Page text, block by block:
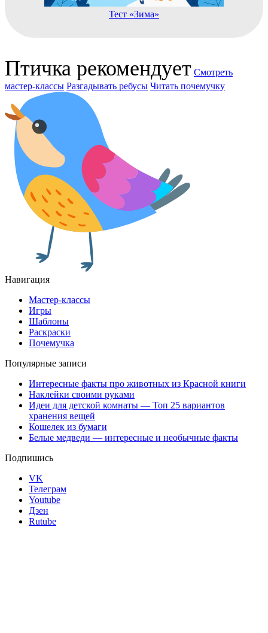
Тест «Зима»
Птичка рекомендует Смотреть
мастер-классы Разгадывать ребусы Читать почемучку
Навигация
Мастер-классы
Игры
Шаблоны
Раскраски
Почемучка
Популярные записи
Интересные факты про животных из Красной книги
Наклейки своими руками
Идеи для детской комнаты — Топ 25 вариантов
хранения вещей
Кошелек из бумаги
Белые медведи — интересные и необычные факты
Подпишись
VK
Телеграм
Youtube
Дзен
Rutube